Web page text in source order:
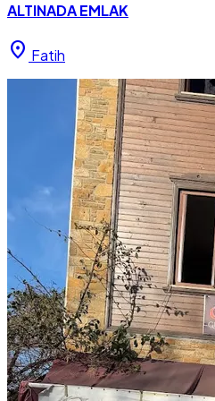
ALTINADA EMLAK
location_on Fatih